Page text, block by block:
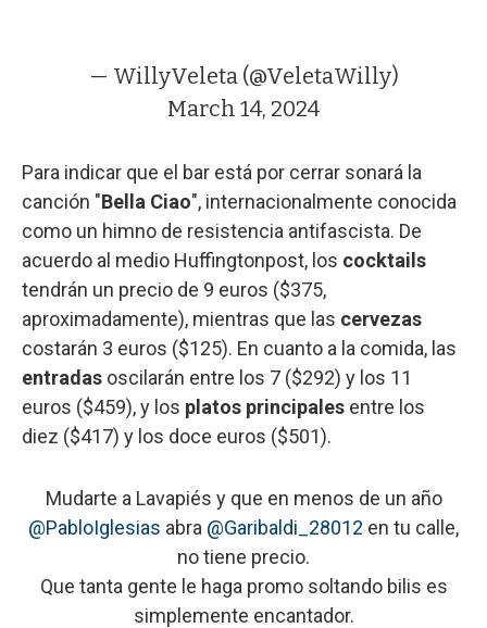
— WillyVeleta (@VeletaWilly)
March 14, 2024
Para indicar que el bar está por cerrar sonará la
canción "Bella Ciao", internacionalmente conocida
como un himno de resistencia antifascista. De
acuerdo al medio Huffingtonpost, los cocktails
tendrán un precio de 9 euros ($375,
aproximadamente), mientras que las cervezas
costarán 3 euros ($125). En cuanto a la comida, las
entradas oscilarán entre los 7 ($292) y los 11
euros ($459), y los platos principales entre los
diez ($417) y los doce euros ($501).
Mudarte a Lavapiés y que en menos de un año
@PabloIglesias abra @Garibaldi_28012 en tu calle,
no tiene precio.
Que tanta gente le haga promo soltando bilis es
simplemente encantador.